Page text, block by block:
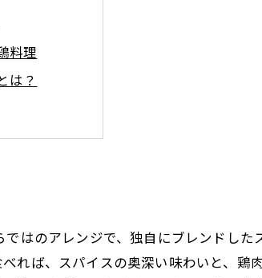
料理
は？
を
優しいお店
はのアレンジで、独自にブレンドした
れば、スパイスの奥深い味わいと、鶏